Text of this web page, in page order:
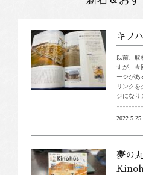
キノ
以前、取
すが、今
ージがあ
リンクを
ジになり
2022.5.25
夢の